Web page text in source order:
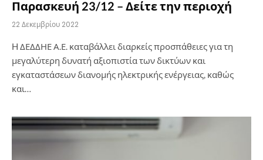
Παρασκευή 23/12 – Δείτε την περιοχή
22 Δεκεμβρίου 2022
H ΔΕΔΔΗΕ Α.Ε. καταβάλλει διαρκείς προσπάθειες για τη
μεγαλύτερη δυνατή αξιοπιστία των δικτύων και
εγκαταστάσεων διανομής ηλεκτρικής ενέργειας, καθώς
και…